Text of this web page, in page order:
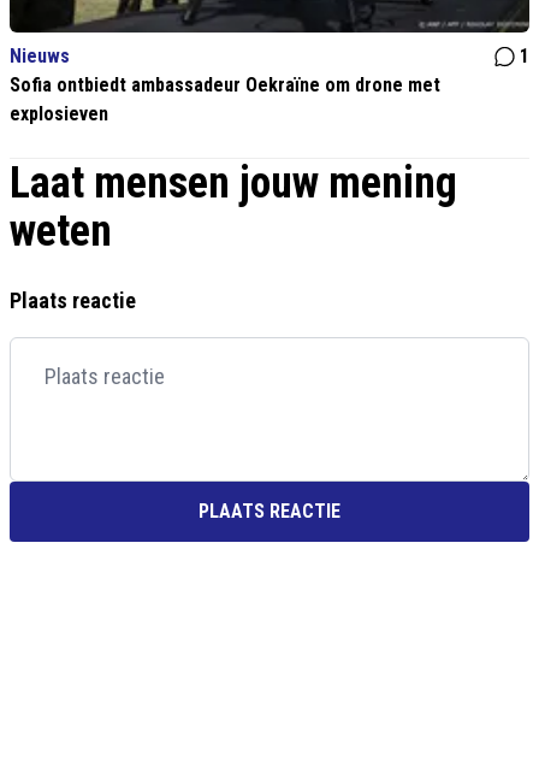
Nieuws
1
Sofia ontbiedt ambassadeur Oekraïne om drone met
explosieven
Laat mensen jouw mening
weten
Plaats reactie
PLAATS REACTIE